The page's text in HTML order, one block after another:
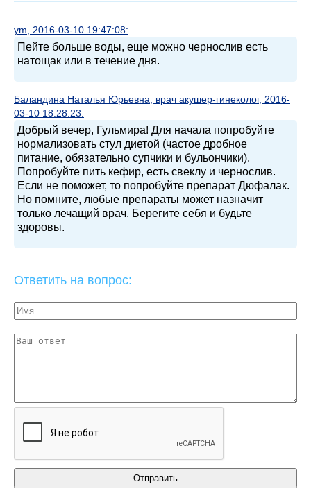
ym, 2016-03-10 19:47:08:
Пейте больше воды, еще можно чернослив есть
натощак или в течение дня.
Баландина Наталья Юрьевна, врач акушер-гинеколог, 2016-
03-10 18:28:23:
Добрый вечер, Гульмира! Для начала попробуйте
нормализовать стул диетой (частое дробное
питание, обязательно супчики и бульончики).
Попробуйте пить кефир, есть свеклу и чернослив.
Если не поможет, то попробуйте препарат Дюфалак.
Но помните, любые препараты может назначит
только лечащий врач. Берегите себя и будьте
здоровы.
Ответить на вопрос: